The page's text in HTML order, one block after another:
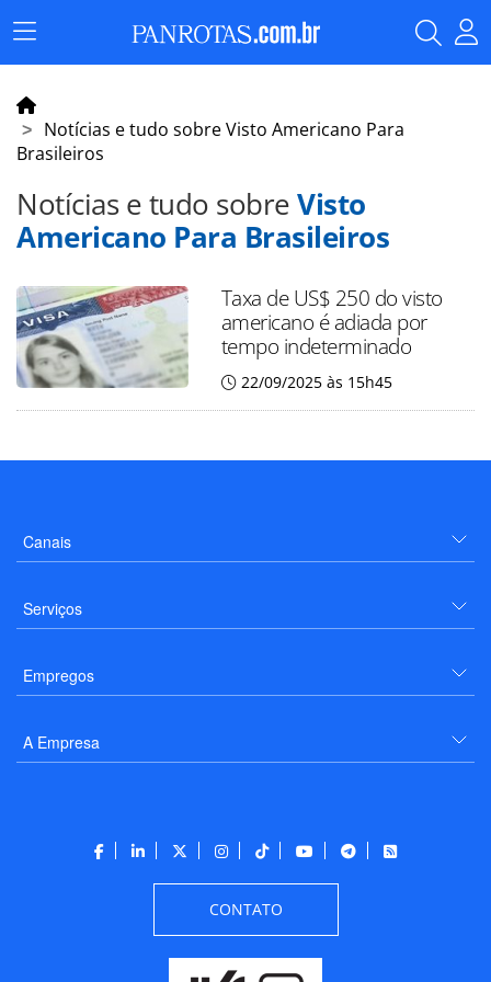
Menu
Principal
Notícias e tudo sobre Visto Americano Para
Brasileiros
Notícias e tudo sobreVisto
Americano Para Brasileiros
Taxa de US$ 250 do visto
americano é adiada por
tempo indeterminado
22/09/2025 às 15h45
Canais
Serviços
Empregos
A Empresa
CONTATO